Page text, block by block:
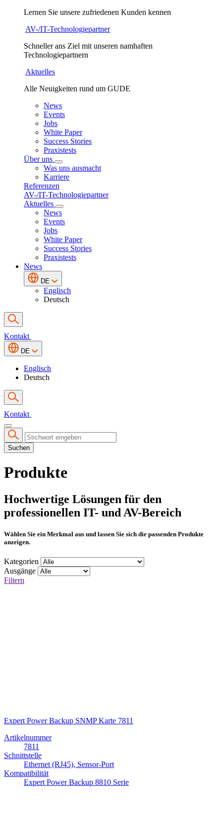
Lernen Sie unsere zufriedenen Kunden kennen
AV-/IT-Technologiepartner
Schneller ans Ziel mit unseren namhaften
Technologiepartnern
Aktuelles
Alle Neuigkeiten rund um GUDE
News
Events
Jobs
White Paper
Success Stories
Praxistests
Über uns
Was uns ausmacht
Karriere
Referenzen
AV-/IT-Technologiepartner
Aktuelles
News
Events
Jobs
White Paper
Success Stories
Praxistests
News
DE
Englisch
Deutsch
Kontakt
DE
Englisch
Deutsch
Kontakt
Suchen
Produkte
Hochwertige Lösungen für den
professionellen IT- und AV-Bereich
Wählen Sie ein Merkmal aus und lassen Sie sich die passenden Produkte
anzeigen.
Kategorien
Ausgänge
Filtern
Expert Power Backup SNMP Karte 7811
Artikelnummer
7811
Schnittstelle
Ethernet (RJ45), Sensor-Port
Kompatibilität
Expert Power Backup 8810 Serie